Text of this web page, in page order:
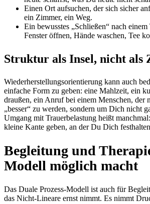
Einen Ort aufsuchen, der sich sicher
ein Zimmer, ein Weg.
Ein bewusstes „Schließen“ nach einem
Fenster öffnen, Hände waschen, Tee
Struktur als Insel, nicht als
Wiederherstellungsorientierung kann auch
einfache Form zu geben: eine Mahlzeit, ein
draußen, ein Anruf bei einem Menschen, der
„besser“ zu werden, sondern um Dich nicht
Umgang mit Trauerbelastung heißt
kleine Kante geben, an der Du Dich
Begleitung und
Modell möglich macht
Das Duale Prozess-Modell ist auch für
das Nicht-Lineare ernst nimmt. Es nimmt